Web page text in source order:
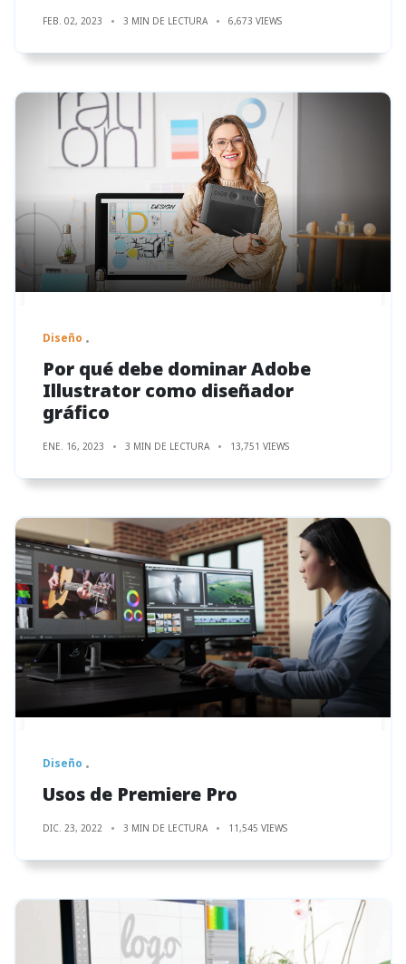
FEB. 02, 2023 3 MIN DE LECTURA 6,673 VIEWS
Diseño
Por qué debe dominar Adobe
Illustrator como diseñador
gráfico
ENE. 16, 2023 3 MIN DE LECTURA 13,751 VIEWS
Diseño
Usos de Premiere Pro
DIC. 23, 2022 3 MIN DE LECTURA 11,545 VIEWS